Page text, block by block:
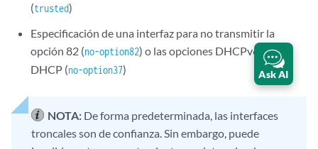
(trusted)
Especificación de una interfaz para no transmitir la
opción 82 (no-option82) o las opciones DHCPv6 () de
DHCP (no-option37)
NOTA: De forma predeterminada, las interfaces
troncales son de confianza. Sin embargo, puede
Ask AI